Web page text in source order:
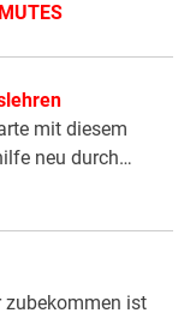
mit diesem
neu durch…
zubekommen ist